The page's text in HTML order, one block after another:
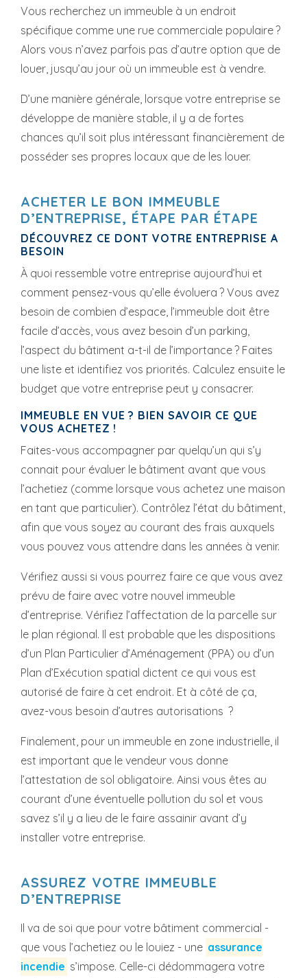
Vous recherchez un immeuble à un endroit
spécifique comme une rue commerciale populaire ?
Alors vous n’avez parfois pas d’autre option que de
louer, jusqu’au jour où un immeuble est à vendre.
D’une manière générale, lorsque votre entreprise se
développe de manière stable, il y a de fortes
chances qu’il soit plus intéressant financièrement de
posséder ses propres locaux que de les louer.
ACHETER LE BON IMMEUBLE
D’ENTREPRISE, ÉTAPE PAR ÉTAPE
DÉCOUVREZ CE DONT VOTRE ENTREPRISE A
BESOIN
À quoi ressemble votre entreprise aujourd’hui et
comment pensez-vous qu’elle évoluera ? Vous avez
besoin de combien d’espace, l’immeuble doit être
facile d’accès, vous avez besoin d’un parking,
l’aspect du bâtiment a-t-il de l’importance ? Faites
une liste et identifiez vos priorités. Calculez ensuite le
budget que votre entreprise peut y consacrer.
IMMEUBLE EN VUE ? BIEN SAVOIR CE QUE
VOUS ACHETEZ !
Faites-vous accompagner par quelqu’un qui s’y
connait pour évaluer le bâtiment avant que vous
l’achetiez (comme lorsque vous achetez une maison
en tant que particulier). Contrôlez l’état du bâtiment,
afin que vous soyez au courant des frais auxquels
vous pouvez vous attendre dans les années à venir.
Vérifiez aussi si vous pourrez faire ce que vous avez
prévu de faire avec votre nouvel immeuble
d’entreprise. Vérifiez l’affectation de la parcelle sur
le plan régional. Il est probable que les dispositions
d’un Plan Particulier d’Aménagement (PPA) ou d’un
Plan d’Exécution spatial dictent ce qui vous est
autorisé de faire à cet endroit. Et à côté de ça,
avez-vous besoin d’autres autorisations ?
Finalement, pour un immeuble en zone industrielle, il
est important que le vendeur vous donne
l’attestation de sol obligatoire. Ainsi vous êtes au
courant d’une éventuelle pollution du sol et vous
savez s’il y a lieu de le faire assainir avant d’y
installer votre entreprise.
ASSUREZ VOTRE IMMEUBLE
D’ENTREPRISE
Il va de soi que pour votre bâtiment commercial -
que vous l’achetiez ou le louiez - une assurance
incendie s’impose. Celle-ci dédommagera votre